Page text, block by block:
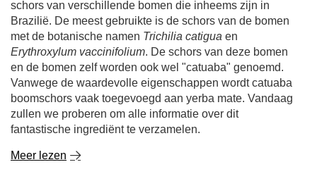
schors van verschillende bomen die inheems zijn in
Brazilië. De meest gebruikte is de schors van de bomen
met de botanische namen Trichilia catigua en
Erythroxylum vaccinifolium. De schors van deze bomen
en de bomen zelf worden ook wel "catuaba" genoemd.
Vanwege de waardevolle eigenschappen wordt catuaba
boomschors vaak toegevoegd aan yerba mate. Vandaag
zullen we proberen om alle informatie over dit
fantastische ingrediënt te verzamelen.
Meer lezen